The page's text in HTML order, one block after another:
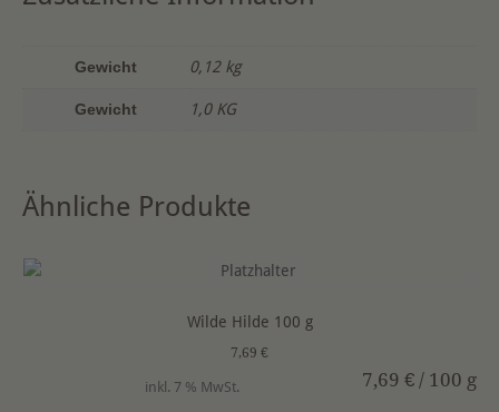
Gewicht 0,12 kg
Gewicht 1,0 KG
Ähnliche Produkte
Wilde Hilde 100 g
7,69 €
7,69 € / 100 g
inkl. 7 % MwSt.